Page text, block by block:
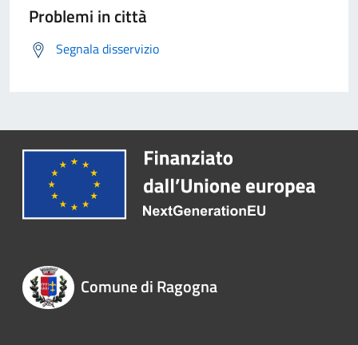
Problemi in città
Segnala disservizio
Comune di Ragogna